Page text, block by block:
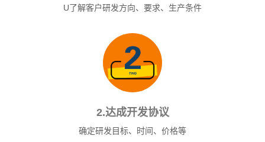
U了解客户研发方向、要求、生产条件
2.达成开发协议
确定研发目标、时间、价格等